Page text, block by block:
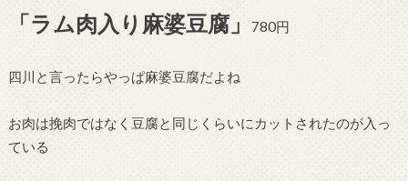
「ラム肉入り麻婆豆腐」 780円
四川と言ったらやっぱ麻婆豆腐だよね
お肉は挽肉ではなく豆腐と同じくらいにカットされたのが入っ
ている